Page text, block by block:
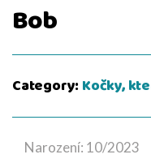
Bob
Category: Kočky,
Narození: 10/2023